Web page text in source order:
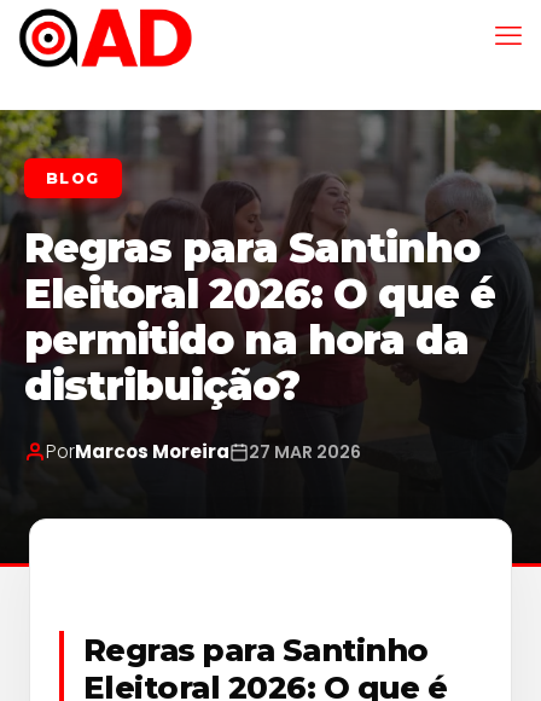
BLOG
Regras para Santinho
Eleitoral 2026: O que é
permitido na hora da
distribuição?
PorMarcos Moreira 27 MAR 2026
Regras para Santinho
Eleitoral 2026: O que é